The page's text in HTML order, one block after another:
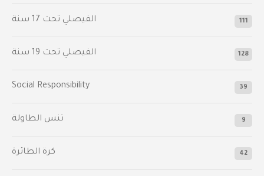
‫الفيصلي‬⁩ تحت 17 سنة 111
الفيصلي‬⁩ تحت 19 سنة 128
Social Responsibility 39
تنس الطاولة 9
كرة الطائرة 42